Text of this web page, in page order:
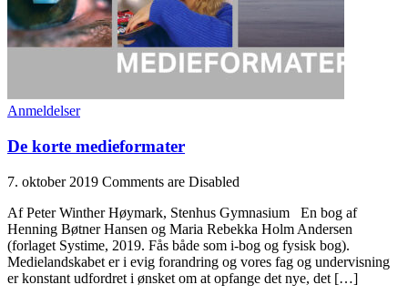
Anmeldelser
De korte medieformater
7. oktober 2019 Comments are Disabled
Af Peter Winther Høymark, Stenhus Gymnasium En bog af
Henning Bøtner Hansen og Maria Rebekka Holm Andersen
(forlaget Systime, 2019. Fås både som i-bog og fysisk bog).
Medielandskabet er i evig forandring og vores fag og undervisning
er konstant udfordret i ønsket om at opfange det nye, det […]